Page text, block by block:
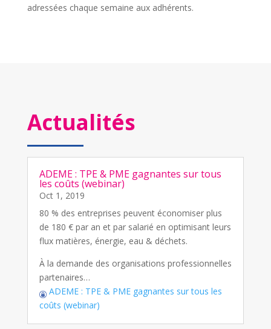
adressées chaque semaine aux adhérents.
Actualités
ADEME : TPE & PME gagnantes sur tous
les coûts (webinar)
Oct 1, 2019
80 % des entreprises peuvent économiser plus
de 180 € par an et par salarié en optimisant leurs
flux matières, énergie, eau & déchets.
À la demande des organisations professionnelles
partenaires…
ADEME : TPE & PME gagnantes sur tous les
coûts (webinar)